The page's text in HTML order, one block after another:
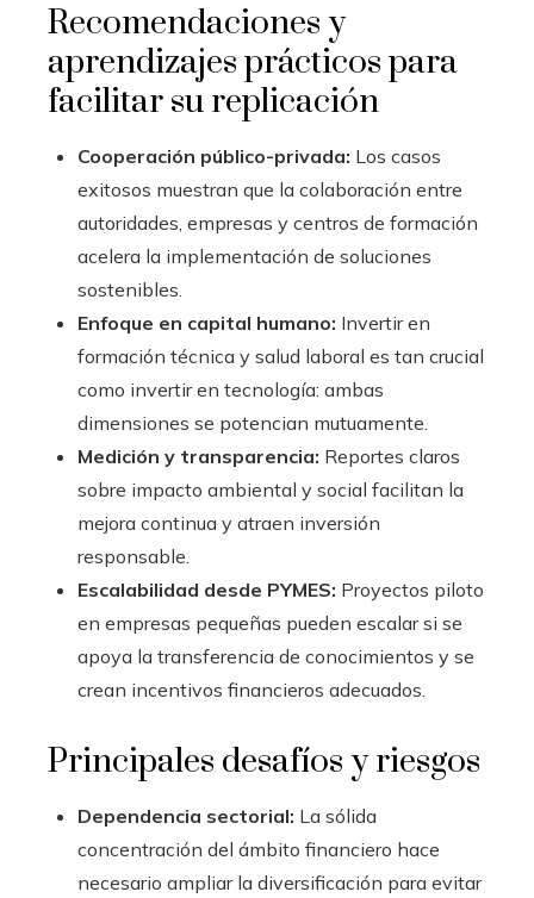
Recomendaciones y
aprendizajes prácticos para
facilitar su replicación
Cooperación público-privada: Los casos
exitosos muestran que la colaboración entre
autoridades, empresas y centros de formación
acelera la implementación de soluciones
sostenibles.
Enfoque en capital humano: Invertir en
formación técnica y salud laboral es tan crucial
como invertir en tecnología: ambas
dimensiones se potencian mutuamente.
Medición y transparencia: Reportes claros
sobre impacto ambiental y social facilitan la
mejora continua y atraen inversión
responsable.
Escalabilidad desde PYMES: Proyectos piloto
en empresas pequeñas pueden escalar si se
apoya la transferencia de conocimientos y se
crean incentivos financieros adecuados.
Principales desafíos y riesgos
Dependencia sectorial: La sólida
concentración del ámbito financiero hace
necesario ampliar la diversificación para evitar